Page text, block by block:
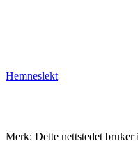
Hemneslekt
Merk: Dette nettstedet